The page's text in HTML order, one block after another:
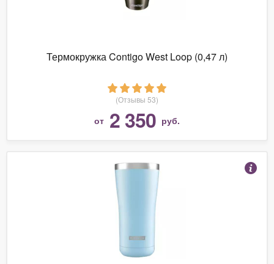
Термокружка Contigo West Loop (0,47 л)
(Отзывы 53)
от 2 350 руб.